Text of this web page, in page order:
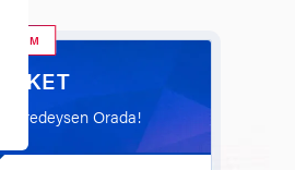
Orada!